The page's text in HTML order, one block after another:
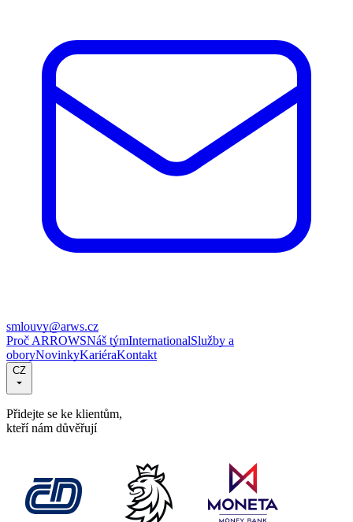
smlouvy@arws.cz
Proč ARROWSNáš týmInternationalSlužby a
oboryNovinkyKariéraKontakt
CZ
Přidejte se ke klientům,
kteří nám důvěřují